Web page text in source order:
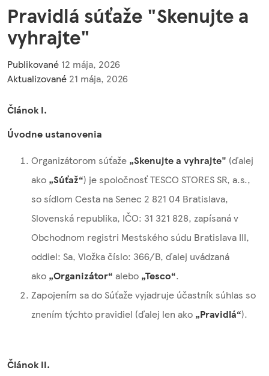
Pravidlá súťaže "Skenujte a
vyhrajte"
Publikované 12 mája, 2026
Aktualizované 21 mája, 2026
Článok I.
Úvodne ustanovenia
Organizátorom súťaže „Skenujte a vyhrajte" (ďalej
ako „Súťaž“) je spoločnosť TESCO STORES SR, a.s.,
so sídlom Cesta na Senec 2 821 04 Bratislava,
Slovenská republika, IČO: 31 321 828, zapísaná v
Obchodnom registri Mestského súdu Bratislava III,
oddiel: Sa, Vložka číslo: 366/B, ďalej uvádzaná
ako „Organizátor“ alebo „Tesco“.
Zapojením sa do Súťaže vyjadruje účastník súhlas so
znením týchto pravidiel (ďalej len ako „Pravidlá“).
Článok II.